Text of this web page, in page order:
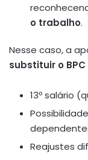
o trabalho.
Nesse caso, a
substituir o BPC
13º salário
Reajustes